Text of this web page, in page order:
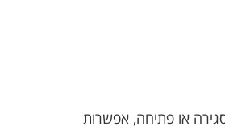
או פתיחה, אפשרות